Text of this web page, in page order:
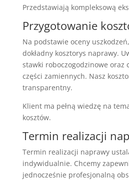
Przedstawiają kompleksową
Przygotowanie
Na podstawie oceny
dokładny kosztorys naprawy.
stawki roboczogodzinowe oraz
części zamiennych. Nasz
transparentny.
Klient ma pełną wiedzę na
kosztów.
Termin realizacji
Termin realizacji naprawy
indywidualnie. Chcemy
jednocześnie profesjonalną